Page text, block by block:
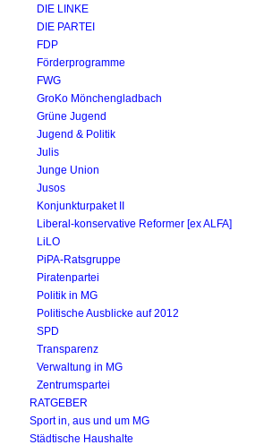
DIE LINKE
DIE PARTEI
FDP
Förderprogramme
FWG
GroKo Mönchengladbach
Grüne Jugend
Jugend & Politik
Julis
Junge Union
Jusos
Konjunkturpaket II
Liberal-konservative Reformer [ex ALFA]
LiLO
PiPA-Ratsgruppe
Piratenpartei
Politik in MG
Politische Ausblicke auf 2012
SPD
Transparenz
Verwaltung in MG
Zentrumspartei
RATGEBER
Sport in, aus und um MG
Städtische Haushalte